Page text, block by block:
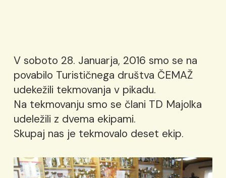
V soboto 28. Januarja, 2016 smo se na
povabilo Turističnega društva ČEMAŽ
udekežili tekmovanja v pikadu.
Na tekmovanju smo se člani TD Majolka
udeležili z dvema ekipami.
Skupaj nas je tekmovalo deset ekip.